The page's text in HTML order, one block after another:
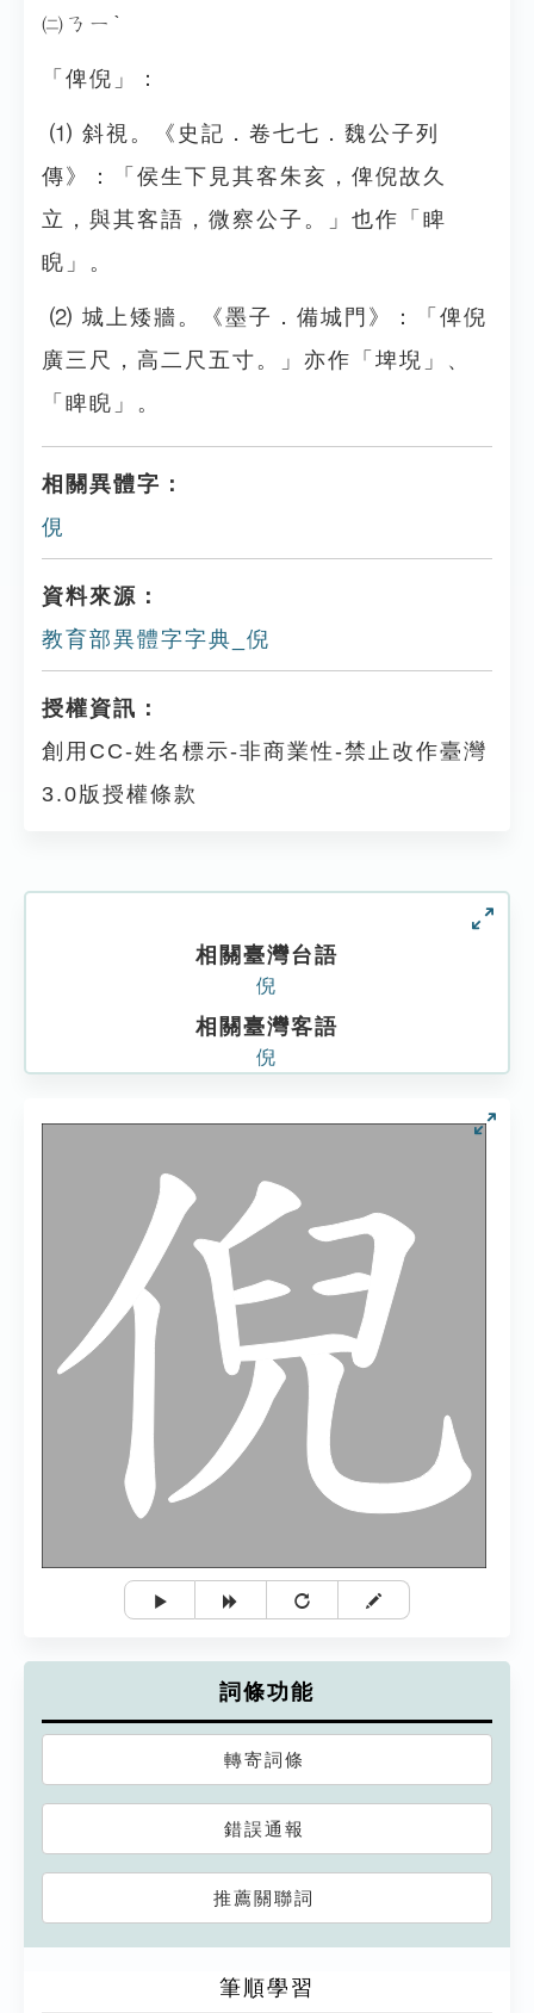
㈡ㄋㄧˋ
「俾倪」：
⑴ 斜視。《史記．卷七七．魏公子列
傳》：「侯生下見其客朱亥，俾倪故久
立，與其客語，微察公子。」也作「睥
睨」。
⑵ 城上矮牆。《墨子．備城門》：「俾倪
廣三尺，高二尺五寸。」亦作「埤堄」、
「睥睨」。
相關異體字：
俔
資料來源：
教育部異體字字典_倪
授權資訊：
創用CC-姓名標示-非商業性-禁止改作臺灣
3.0版授權條款
相關臺灣台語
倪
相關臺灣客語
倪
詞條功能
轉寄詞條
錯誤通報
推薦關聯詞
筆順學習